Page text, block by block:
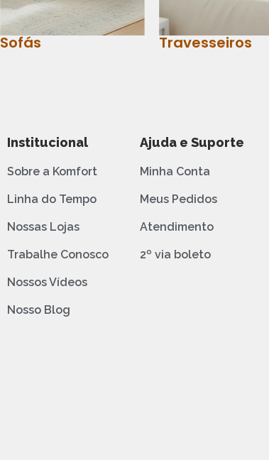
Sofás Travesseiros
Institucional
Sobre a Komfort
Linha do Tempo
Nossas Lojas
Trabalhe Conosco
Nossos Vídeos
Nosso Blog
Ajuda e Suporte
Minha Conta
Meus Pedidos
Atendimento
2º via boleto